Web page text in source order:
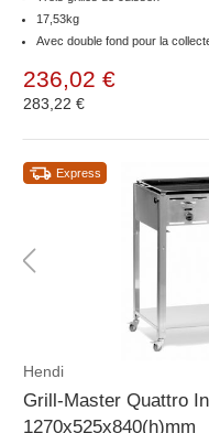
17,53kg
Avec double fond pour la
236,02 €
283,22 €
Express
Hendi
Grill-Master Quattro
1270x525x840(h)mm